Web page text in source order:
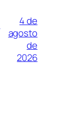
4 de
agosto
de
2026